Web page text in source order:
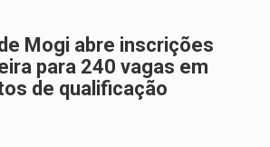
Mogi abre inscrições
para 240 vagas em
de qualificação